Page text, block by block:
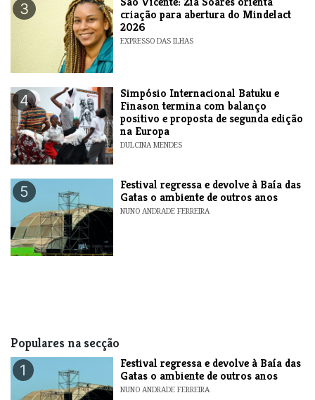
3
criação para abertura do Mindelact
2026
EXPRESSO DAS ILHAS
4
Simpósio Internacional Batuku e
Finason termina com balanço
positivo e proposta de segunda edição
na Europa
DULCINA MENDES
5
Festival regressa e devolve à Baía das
Gatas o ambiente de outros anos
NUNO ANDRADE FERREIRA
Populares na secção
1
Festival regressa e devolve à Baía das
Gatas o ambiente de outros anos
NUNO ANDRADE FERREIRA